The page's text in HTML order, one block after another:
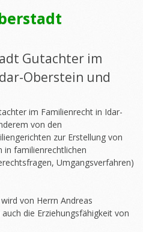
Gutachter im
Oberstein und
im Familienrecht in Idar-
von den
zur Erstellung von
in familienrechtlichen
Umgangsverfahren)
von Herrn Andreas
die Erziehungsfähigkeit von